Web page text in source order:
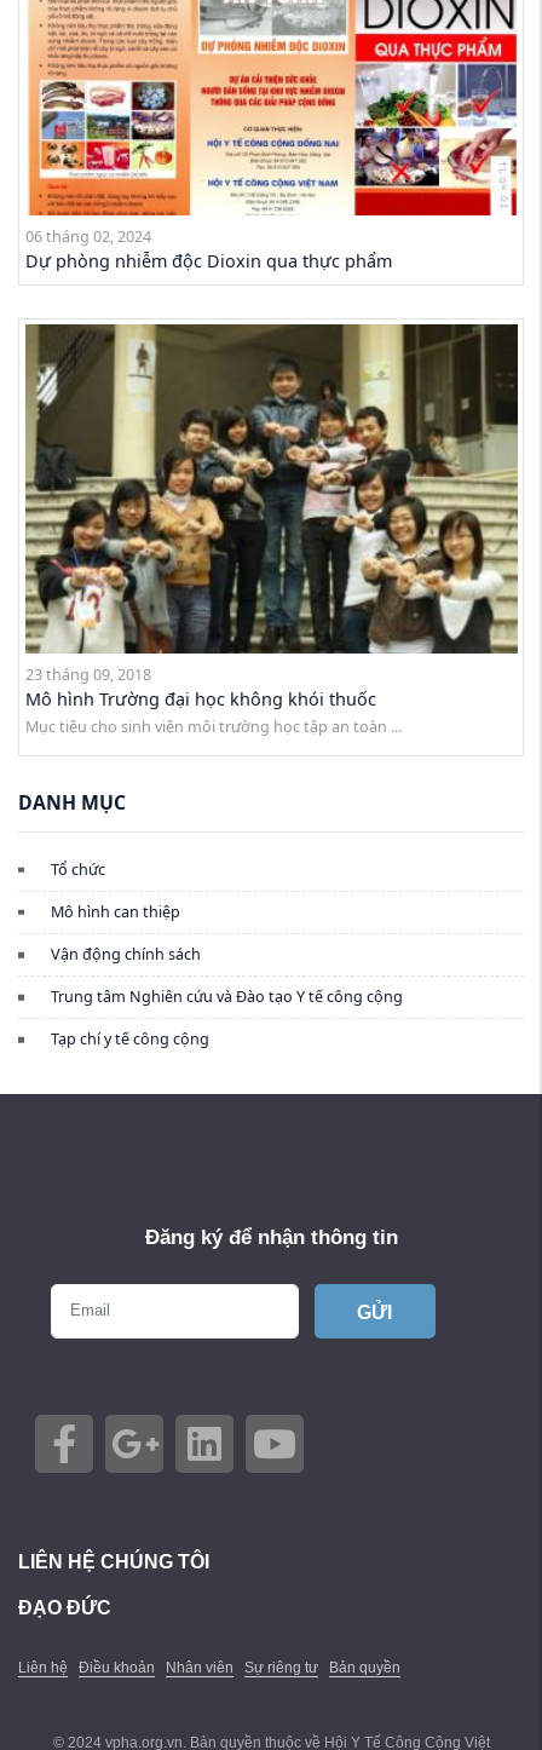
06 tháng 02, 2024
Dự phòng nhiễm độc Dioxin qua thực phẩm
23 tháng 09, 2018
Mô hình Trường đại học không khói thuốc
Mục tiêu cho sinh viên môi trường học tập an toàn ...
DANH MỤC
Tổ chức
Mô hình can thiệp
Vận động chính sách
Trung tâm Nghiên cứu và Đào tạo Y tế công cộng
Tạp chí y tế công cộng
Đăng ký để nhận thông tin
GỬI
LIÊN HỆ CHÚNG TÔI
ĐẠO ĐỨC
Liên hệ Điều khoản Nhân viên Sự riêng tư Bản quyền
© 2024 vpha.org.vn. Bản quyền thuộc về Hội Y Tế Công Cộng Việt